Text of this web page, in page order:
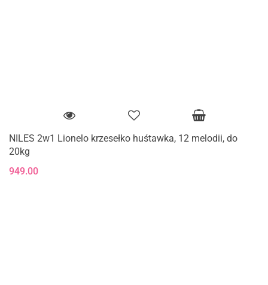
NILES 2w1 Lionelo krzesełko huśtawka, 12 melodii, do
20kg
949.00